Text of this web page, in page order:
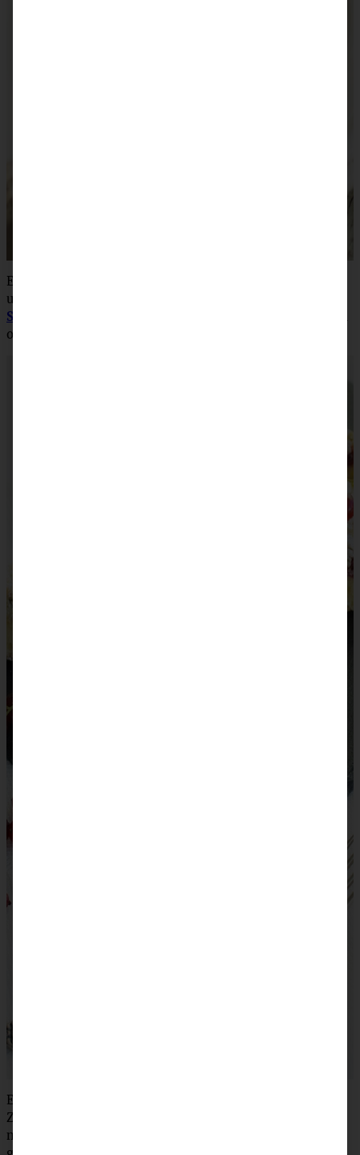
Ein ganz wunderbarer Rührkuchen mit Johannisbeeren
und Pistazien ist
Streuseln
oberlecker!
Ein absolutes Blitzrezept und die perfekte Nascherei für
Zwischendurch, das Picknick oder das Schwimmbad sind
meine